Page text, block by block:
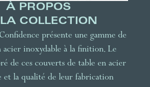
À PROPOS
COLLECTION
présente une gamme de
acier inoxydable à la finition. Le
de ces couverts de table en acier
et la qualité de leur fabrication